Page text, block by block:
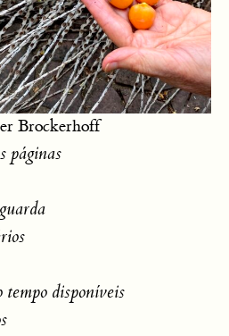
Brockerhoff
páginas
tempo disponíveis